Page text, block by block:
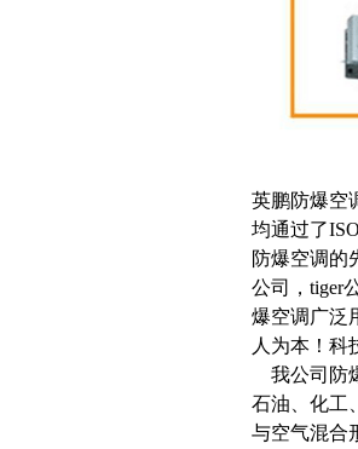
英鹏防爆空
均通过了
防爆空调的
公司，tiger
爆空调广泛
人为本！科
我公司防
石油、化工
与空气混合